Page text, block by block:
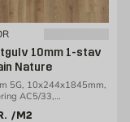
10mm 1-stav
Nature
5G, 10x244x1845mm,
AC5/33,
kr. /m2
/M2